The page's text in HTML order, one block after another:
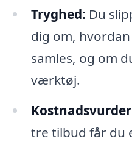
Tryghed: Du
dig om,
samles, og om
værktøj.
tre tilbud får du